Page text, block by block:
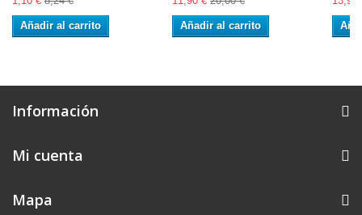
Añadir al carrito Añadir al carrito
Información
Mi cuenta
Mapa